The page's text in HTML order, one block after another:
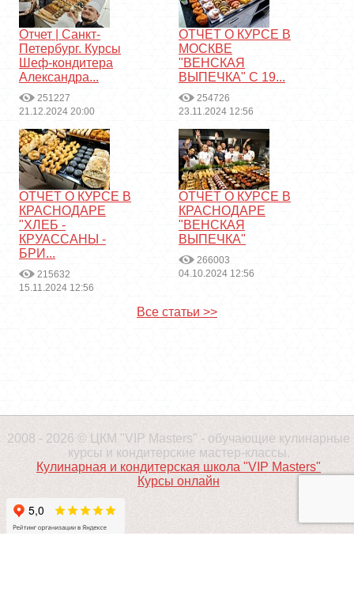
Отчет | Санкт-
Петербург. Курсы
Шеф-кондитера
Александра...
251227
21.12.2024 20:00
ОТЧЕТ О КУРСЕ В
МОСКВЕ
"ВЕНСКАЯ
ВЫПЕЧКА" С 19...
254726
23.11.2024 12:56
ОТЧЕТ О КУРСЕ В
КРАСНОДАРЕ
"ХЛЕБ -
КРУАССАНЫ -
БРИ...
215632
15.11.2024 12:56
ОТЧЕТ О КУРСЕ В
КРАСНОДАРЕ
"ВЕНСКАЯ
ВЫПЕЧКА"
266003
04.10.2024 12:56
Все статьи >>
2008 - 2026 © ЦКМ "VIP Masters" - обучающие кулинарные
курсы и кондитерские мастер-классы.
Кулинарная и кондитерская школа "VIP Masters"
Курсы онлайн